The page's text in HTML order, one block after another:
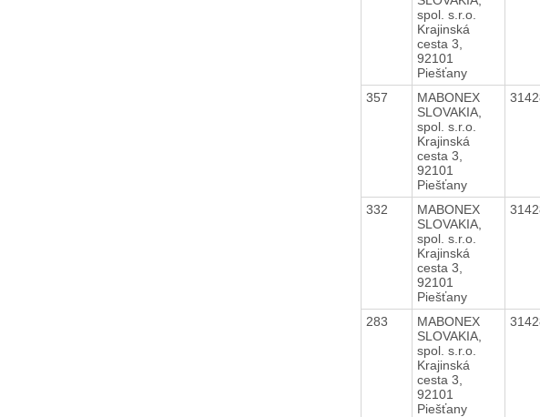
spol. s.r.o.
Krajinská
cesta 3,
92101
Piešťany
357
MABONEX
SLOVAKIA,
spol. s.r.o.
Krajinská
cesta 3,
92101
Piešťany
332
MABONEX
SLOVAKIA,
spol. s.r.o.
Krajinská
cesta 3,
92101
Piešťany
283
MABONEX
SLOVAKIA,
spol. s.r.o.
Krajinská
cesta 3,
92101
Piešťany